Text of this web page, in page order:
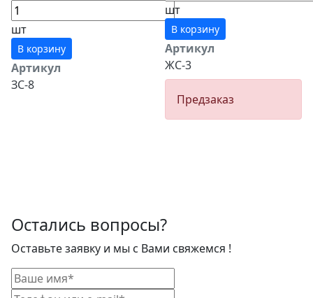
шт
В корзину
Артикул
ЗС-8
шт
В корзину
Артикул
ЖС-3
Предзаказ
Остались вопросы?
Оставьте заявку и мы с Вами свяжемся !